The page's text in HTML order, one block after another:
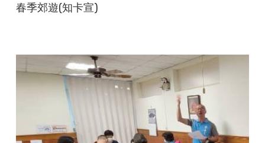
春季郊遊(知卡宣)